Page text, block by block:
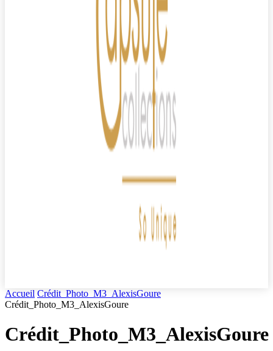
Accueil Crédit_Photo_M3_AlexisGoure
Crédit_Photo_M3_AlexisGoure
Crédit_Photo_M3_AlexisGoure